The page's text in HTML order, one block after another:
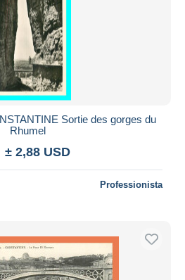
Sortie des gorges du
Rhumel
± 2,88 USD
Professionista